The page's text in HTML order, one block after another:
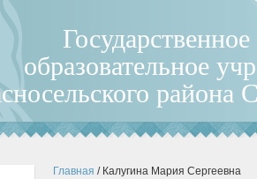
Главная / Калугина Мария Сергеевна
образовательное